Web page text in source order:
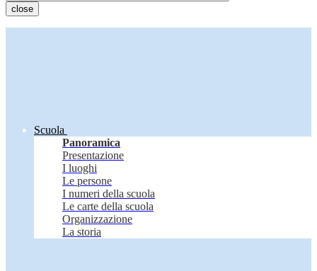
close
Scuola
Panoramica
Presentazione
I luoghi
Le persone
I numeri della scuola
Le carte della scuola
Organizzazione
La storia